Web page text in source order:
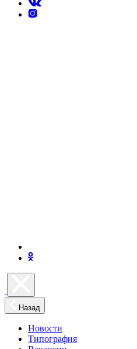
Назад
Новости
Типография